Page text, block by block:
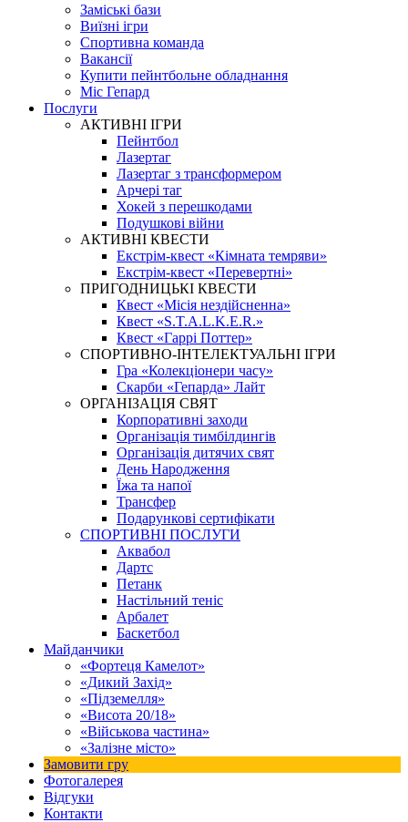
Заміські бази
Виїзні ігри
Спортивна команда
Вакансії
Купити пейнтбольне обладнання
Міс Гепард
Послуги
АКТИВНІ ІГРИ
Пейнтбол
Лазертаг
Лазертаг з трансформером
Арчері таг
Хокей з перешкодами
Подушкові війни
АКТИВНІ КВЕСТИ
Екстрім-квест «Кімната темряви»
Екстрім-квест «Перевертні»
ПРИГОДНИЦЬКІ КВЕСТИ
Квест «Місія нездійсненна»
Квест «S.T.A.L.K.E.R.»
Квест «Гаррі Поттер»
СПОРТИВНО-ІНТЕЛЕКТУАЛЬНІ ІГРИ
Гра «Колекціонери часу»
Скарби «Гепарда» Лайт
ОРГАНІЗАЦІЯ СВЯТ
Корпоративні заходи
Організація тимбілдингів
Організація дитячих свят
День Народження
Їжа та напої
Трансфер
Подарункові сертифікати
СПОРТИВНІ ПОСЛУГИ
Аквабол
Дартс
Петанк
Настільний теніс
Арбалет
Баскетбол
Майданчики
«Фортеця Камелот»
«Дикий Захід»
«Підземелля»
«Висота 20/18»
«Військова частина»
«Залізне місто»
Замовити гру
Фотогалерея
Відгуки
Контакти